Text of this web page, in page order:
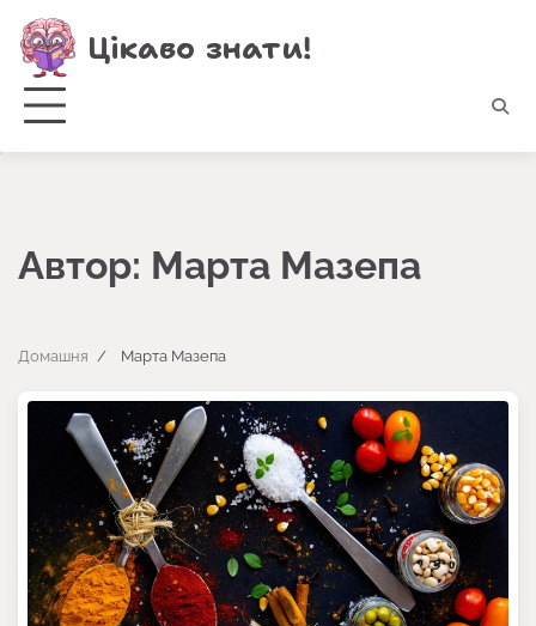
Перейти
до
вмісту
Цікаво знати!
Автор: Марта Мазепа
Домашня Марта Мазепа